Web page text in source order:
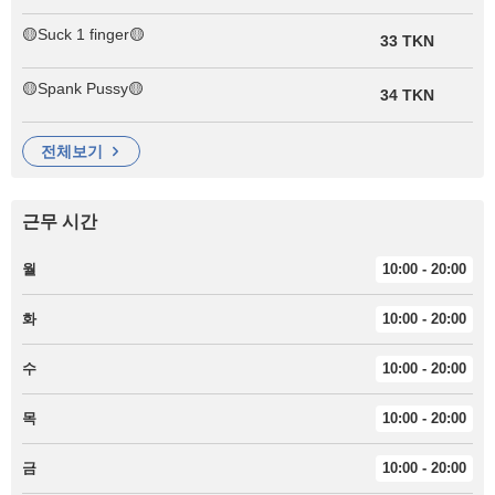
🟡Suck 1 finger🟡 33 TKN
🟡Spank Pussy🟡 34 TKN
전체보기
근무 시간
월 10:00 - 20:00
화 10:00 - 20:00
수 10:00 - 20:00
목 10:00 - 20:00
금 10:00 - 20:00